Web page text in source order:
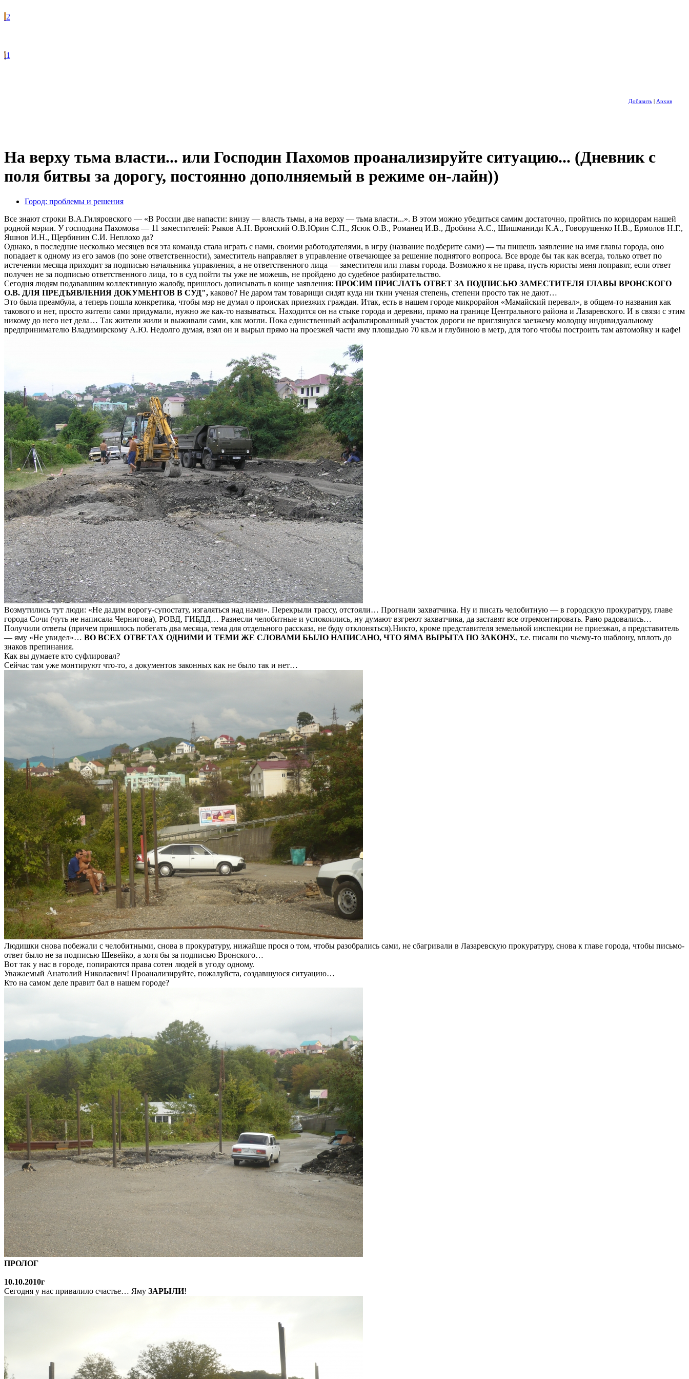
2
1
Добавить | Архив
На верху тьма власти... или Господин Пахомов проанализируйте ситуацию... (Дневник с
поля битвы за дорогу, постоянно дополняемый в режиме он-лайн))
Город: проблемы и решения
Все знают строки В.А.Гиляровского — «В России две напасти: внизу — власть тьмы, а на верху — тьма власти...». В этом можно убедиться самим достаточно, пройтись по коридорам нашей
родной мэрии. У господина Пахомова — 11 заместителей: Рыков А.Н. Вронский О.В.Юрин С.П., Ясюк О.В., Романец И.В., Дробина А.С., Шишманиди К.А., Говорущенко Н.В., Ермолов Н.Г.,
Яшнов И.Н., Щербинин С.И. Неплохо да?
Однако, в последние несколько месяцев вся эта команда стала играть с нами, своими работодателями, в игру (название подберите сами) — ты пишешь заявление на имя главы города, оно
попадает к одному из его замов (по зоне ответственности), заместитель направляет в управление отвечающее за решение поднятого вопроса. Все вроде бы так как всегда, только ответ по
истечении месяца приходит за подписью начальника управления, а не ответственного лица — заместителя или главы города. Возможно я не права, пусть юристы меня поправят, если ответ
получен не за подписью ответственного лица, то в суд пойти ты уже не можешь, не пройдено до судебное разбирательство.
Сегодня людям подававшим коллективную жалобу, пришлось дописывать в конце заявления: ПРОСИМ ПРИСЛАТЬ ОТВЕТ ЗА ПОДПИСЬЮ ЗАМЕСТИТЕЛЯ ГЛАВЫ ВРОНСКОГО
О.В. ДЛЯ ПРЕДЪЯВЛЕНИЯ ДОКУМЕНТОВ В СУД", каково? Не даром там товарищи сидят куда ни ткни ученая степень, степени просто так не дают…
Это была преамбула, а теперь пошла конкретика, чтобы мэр не думал о происках приезжих граждан. Итак, есть в нашем городе микрорайон «Мамайский перевал», в общем-то названия как
такового и нет, просто жители сами придумали, нужно же как-то называться. Находится он на стыке города и деревни, прямо на границе Центрального района и Лазаревского. И в связи с этим
никому до него нет дела… Так жители жили и выживали сами, как могли. Пока единственный асфальтированный участок дороги не приглянулся заезжему молодцу индивидуальному
предпринимателю Владимирскому А.Ю. Недолго думая, взял он и вырыл прямо на проезжей части яму площадью 70 кв.м и глубиною в метр, для того чтобы построить там автомойку и кафе!
Возмутились тут люди: «Не дадим ворогу-супостату, изгаляться над нами». Перекрыли трассу, отстояли… Прогнали захватчика. Ну и писать челобитную — в городскую прокуратуру, главе
города Сочи (чуть не написала Чернигова), РОВД, ГИБДД… Разнесли челобитные и успокоились, ну думают взгреют захватчика, да заставят все отремонтировать. Рано радовались…
Получили ответы (причем пришлось побегать два месяца, тема для отдельного рассказа, не буду отклоняться).Никто, кроме представителя земельной инспекции не приезжал, а представитель
— яму «Не увидел»… ВО ВСЕХ ОТВЕТАХ ОДНИМИ И ТЕМИ ЖЕ СЛОВАМИ БЫЛО НАПИСАНО, ЧТО ЯМА ВЫРЫТА ПО ЗАКОНУ., т.е. писали по чьему-то шаблону, вплоть до
знаков препинания.
Как вы думаете кто суфлировал?
Сейчас там уже монтируют что-то, а документов законных как не было так и нет…
Людишки снова побежали с челобитными, снова в прокуратуру, нижайше прося о том, чтобы разобрались сами, не сбагривали в Лазаревскую прокуратуру, снова к главе города, чтобы письмо-
ответ было не за подписью Шевейко, а хотя бы за подписью Вронского…
Вот так у нас в городе, попираются права сотен людей в угоду одному.
Уважаемый Анатолий Николаевич! Проанализируйте, пожалуйста, создавшуюся ситуацию…
Кто на самом деле правит бал в нашем городе?
ПРОЛОГ
10.10.2010г
Сегодня у нас привалило счастье… Яму ЗАРЫЛИ!